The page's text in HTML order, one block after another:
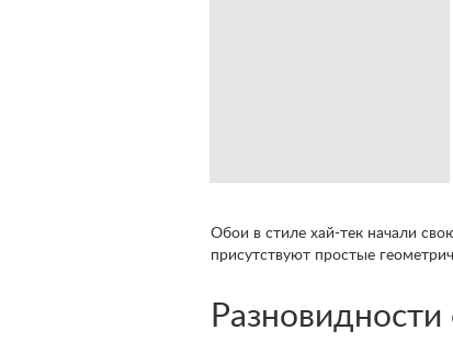
Обои в стиле хай-тек начали
присутствуют простые